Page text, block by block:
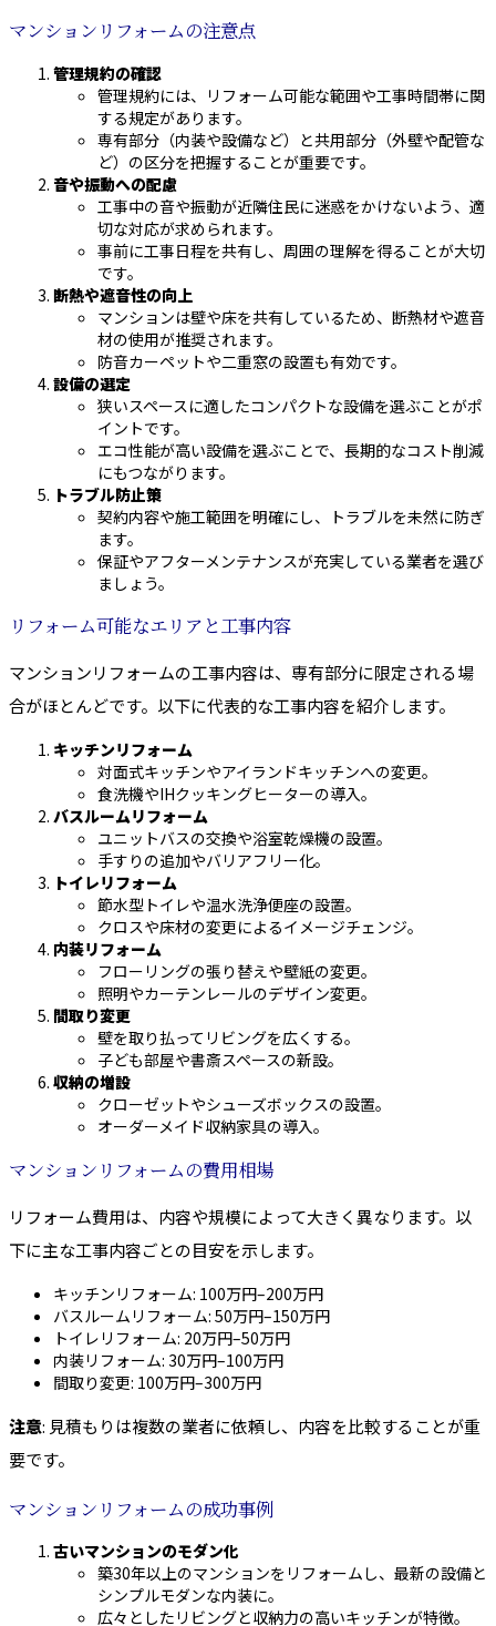
マンションリフォームの注意点
管理規約の確認
管理規約には、リフォーム可能な範囲や工事時間帯に関
する規定があります。
専有部分（内装や設備など）と共用部分（外壁や配管な
ど）の区分を把握することが重要です。
音や振動への配慮
工事中の音や振動が近隣住民に迷惑をかけないよう、適
切な対応が求められます。
事前に工事日程を共有し、周囲の理解を得ることが大切
です。
断熱や遮音性の向上
マンションは壁や床を共有しているため、断熱材や遮音
材の使用が推奨されます。
防音カーペットや二重窓の設置も有効です。
設備の選定
狭いスペースに適したコンパクトな設備を選ぶことがポ
イントです。
エコ性能が高い設備を選ぶことで、長期的なコスト削減
にもつながります。
トラブル防止策
契約内容や施工範囲を明確にし、トラブルを未然に防ぎ
ます。
保証やアフターメンテナンスが充実している業者を選び
ましょう。
リフォーム可能なエリアと工事内容
マンションリフォームの工事内容は、専有部分に限定される場
合がほとんどです。以下に代表的な工事内容を紹介します。
キッチンリフォーム
対面式キッチンやアイランドキッチンへの変更。
食洗機やIHクッキングヒーターの導入。
バスルームリフォーム
ユニットバスの交換や浴室乾燥機の設置。
手すりの追加やバリアフリー化。
トイレリフォーム
節水型トイレや温水洗浄便座の設置。
クロスや床材の変更によるイメージチェンジ。
内装リフォーム
フローリングの張り替えや壁紙の変更。
照明やカーテンレールのデザイン変更。
間取り変更
壁を取り払ってリビングを広くする。
子ども部屋や書斎スペースの新設。
収納の増設
クローゼットやシューズボックスの設置。
オーダーメイド収納家具の導入。
マンションリフォームの費用相場
リフォーム費用は、内容や規模によって大きく異なります。以
下に主な工事内容ごとの目安を示します。
キッチンリフォーム: 100万円–200万円
バスルームリフォーム: 50万円–150万円
トイレリフォーム: 20万円–50万円
内装リフォーム: 30万円–100万円
間取り変更: 100万円–300万円
注意: 見積もりは複数の業者に依頼し、内容を比較することが重
要です。
マンションリフォームの成功事例
古いマンションのモダン化
築30年以上のマンションをリフォームし、最新の設備と
シンプルモダンな内装に。
広々としたリビングと収納力の高いキッチンが特徴。